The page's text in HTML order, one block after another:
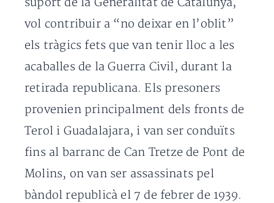
vol contribuir a “no deixar en l’oblit”
els tràgics fets que van tenir lloc a les
acaballes de la Guerra Civil, durant la
retirada republicana. Els presoners
provenien principalment dels fronts de
Terol i Guadalajara, i van ser conduïts
fins al barranc de Can Tretze de Pont de
Molins, on van ser assassinats pel
bàndol republicà el 7 de febrer de 1939.